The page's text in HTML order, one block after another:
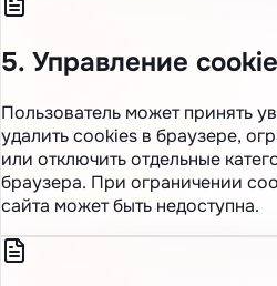
5. Управление
Пользователь может принять
удалить cookies в браузере,
или отключить отдельные
браузера. При ограничении
сайта может быть недоступна.